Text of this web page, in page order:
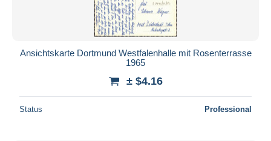
Ansichtskarte Dortmund Westfalenhalle mit Rosenterrasse
1965
± $4.16
Status Professional